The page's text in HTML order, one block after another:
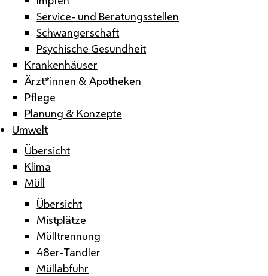
Service- und Beratungsstellen
Schwangerschaft
Psychische Gesundheit
Krankenhäuser
Ärzt*innen & Apotheken
Pflege
Planung & Konzepte
Umwelt
Übersicht
Klima
Müll
Übersicht
Mistplätze
Mülltrennung
48er-Tandler
Müllabfuhr